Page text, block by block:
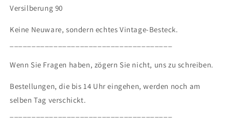
Versilberung 90
Keine Neuware, sondern echtes Vintage-Besteck.
Wenn Sie Fragen haben, zögern Sie nicht, uns zu schreiben.
Bestellungen, die bis 14 Uhr eingehen, werden noch am
selben Tag verschickt.